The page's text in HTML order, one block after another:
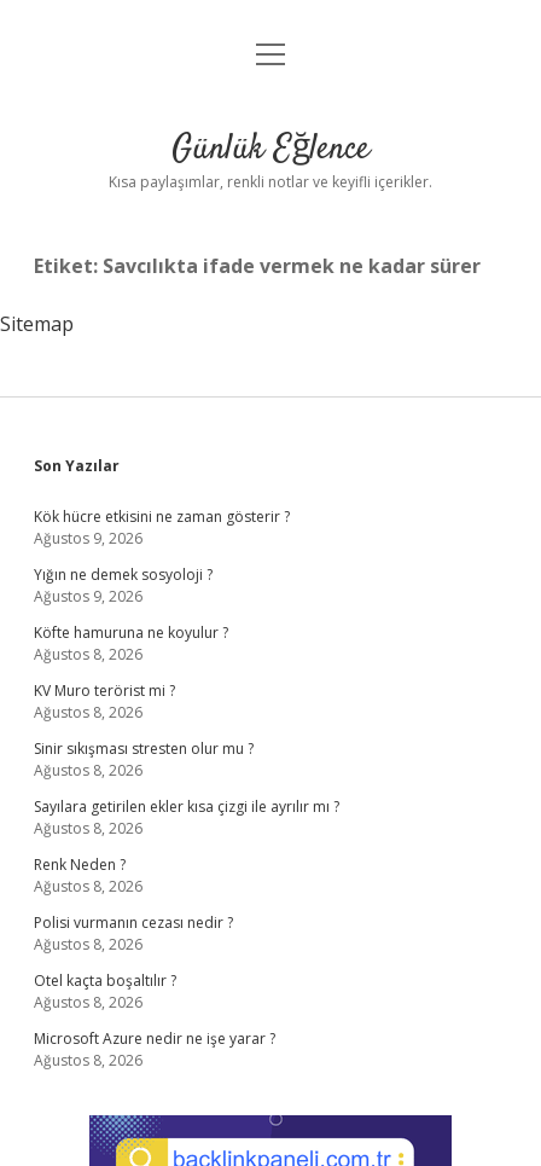
Anasayfa
Yasal Uyarı
menüyü
Günlük Eğlence
Kısa paylaşımlar, renkli notlar ve keyifli içerikler.
Etiket: Savcılıkta ifade vermek ne kadar sürer
Sitemap
Sidebar
Son Yazılar
Kök hücre etkisini ne zaman gösterir ?
Ağustos 9, 2026
Yığın ne demek sosyoloji ?
Ağustos 9, 2026
Köfte hamuruna ne koyulur ?
Ağustos 8, 2026
KV Muro terörist mi ?
Ağustos 8, 2026
Sinir sıkışması stresten olur mu ?
Ağustos 8, 2026
Sayılara getirilen ekler kısa çizgi ile ayrılır mı ?
Ağustos 8, 2026
Renk Neden ?
Ağustos 8, 2026
Polisi vurmanın cezası nedir ?
Ağustos 8, 2026
Otel kaçta boşaltılır ?
Ağustos 8, 2026
Microsoft Azure nedir ne işe yarar ?
Ağustos 8, 2026